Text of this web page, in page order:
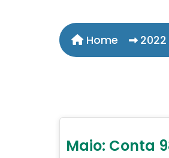
Home 2022
Maio: Conta